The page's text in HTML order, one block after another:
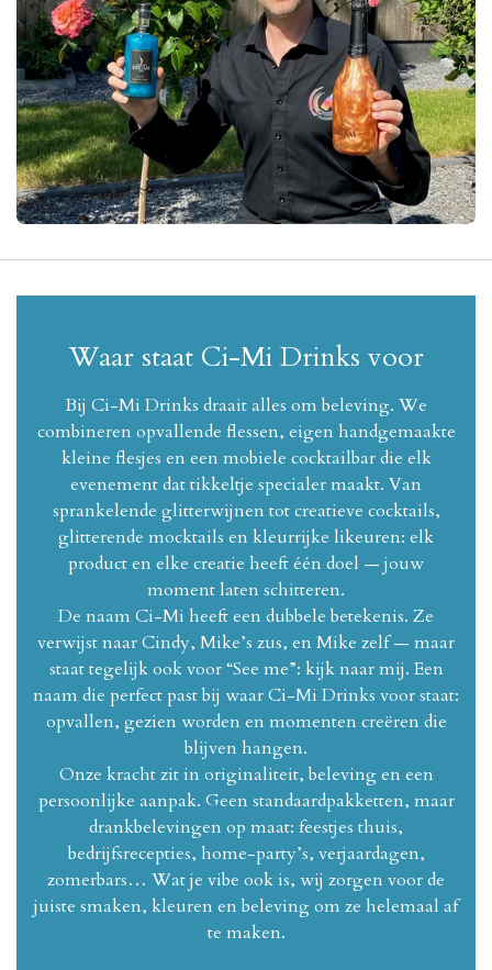
Waar staat Ci-Mi Drinks voor
Bij Ci-Mi Drinks draait alles om beleving. We
combineren opvallende flessen, eigen handgemaakte
kleine flesjes en een mobiele cocktailbar die elk
evenement dat tikkeltje specialer maakt. Van
sprankelende glitterwijnen tot creatieve cocktails,
glitterende mocktails en kleurrijke likeuren: elk
product en elke creatie heeft één doel — jouw
moment laten schitteren.
De naam Ci-Mi heeft een dubbele betekenis. Ze
verwijst naar Cindy, Mike’s zus, en Mike zelf — maar
staat tegelijk ook voor “See me”: kijk naar mij. Een
naam die perfect past bij waar Ci-Mi Drinks voor staat:
opvallen, gezien worden en momenten creëren die
blijven hangen.
Onze kracht zit in originaliteit, beleving en een
persoonlijke aanpak. Geen standaardpakketten, maar
drankbelevingen op maat: feestjes thuis,
bedrijfsrecepties, home-party’s, verjaardagen,
zomerbars… Wat je vibe ook is, wij zorgen voor de
juiste smaken, kleuren en beleving om ze helemaal af
te maken.